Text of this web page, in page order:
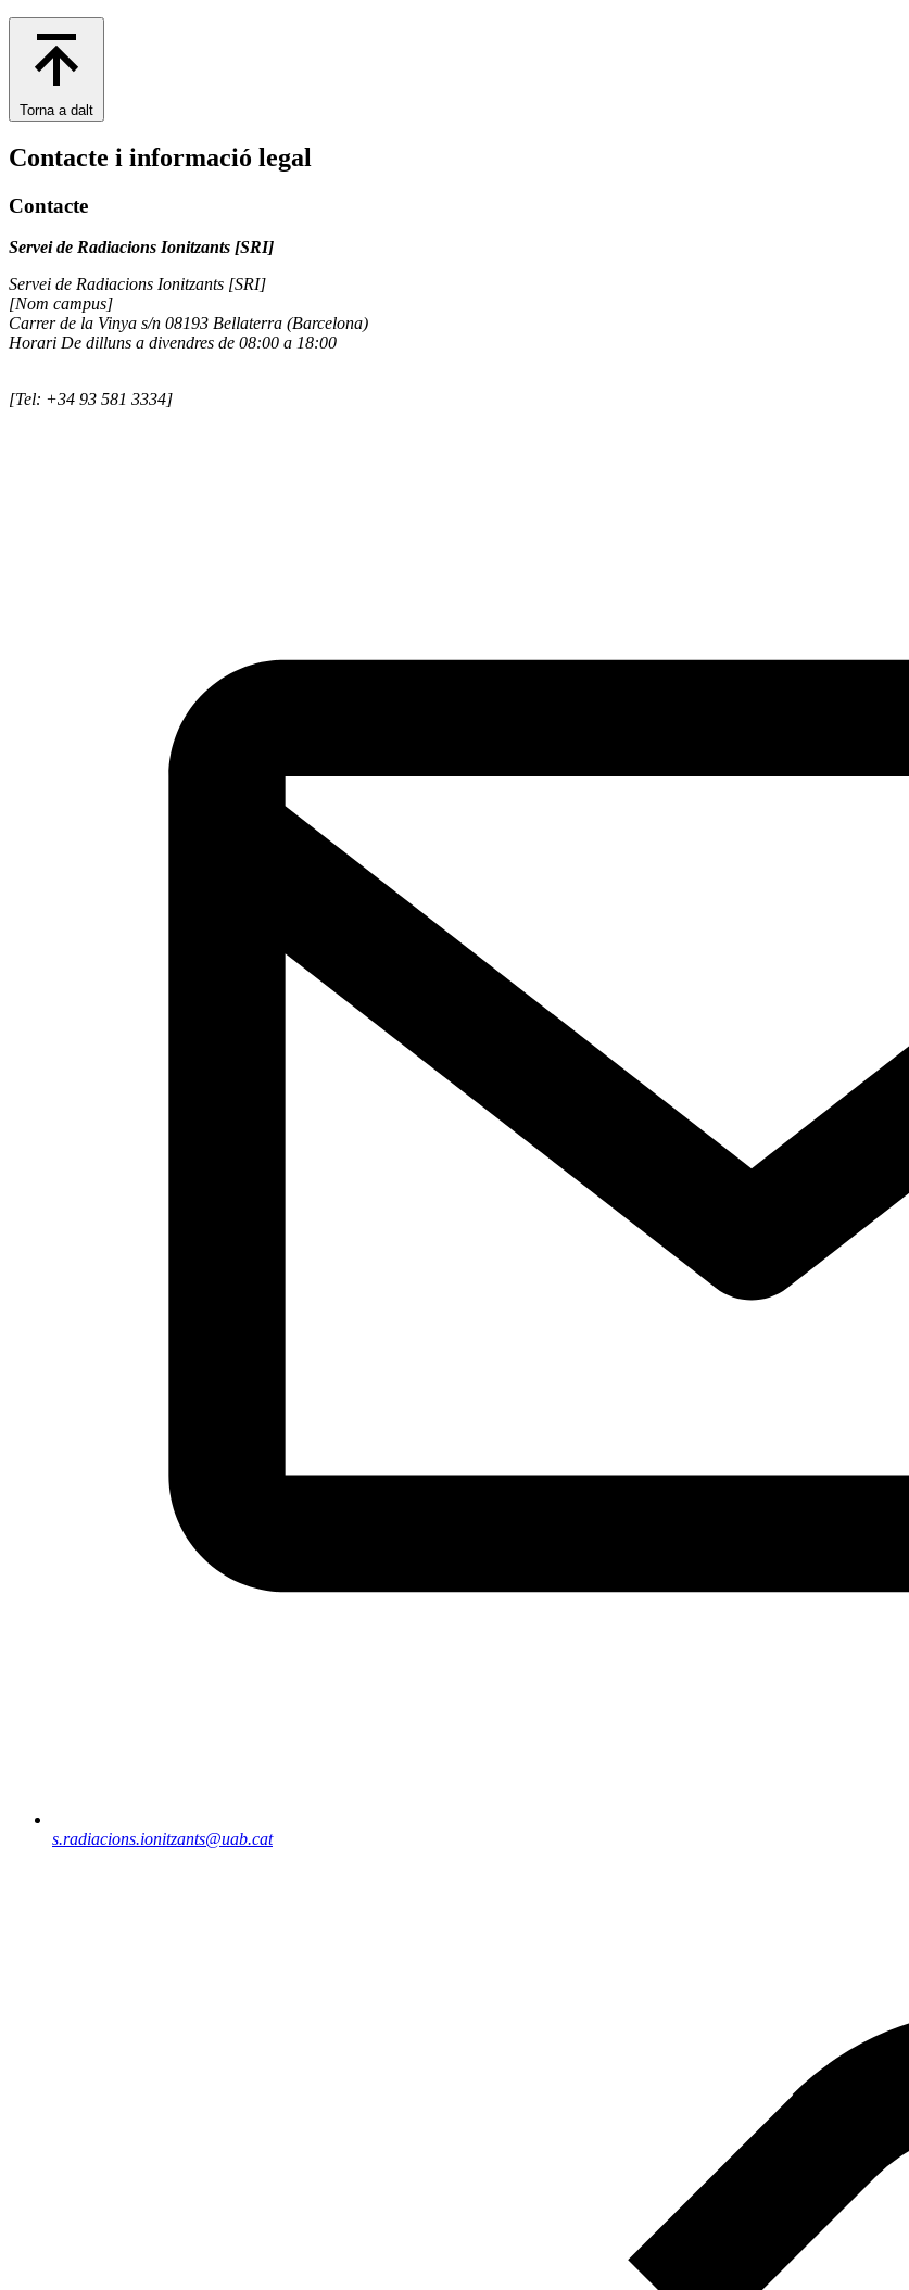
Torna a dalt
Contacte i informació legal
Contacte
Servei de Radiacions Ionitzants [SRI]
Servei de Radiacions Ionitzants [SRI]
[Nom campus]
Carrer de la Vinya s/n 08193 Bellaterra (Barcelona)
Horari De dilluns a divendres de 08:00 a 18:00
[Tel: +34 93 581 3334]
s.radiacions.ionitzants@uab.cat